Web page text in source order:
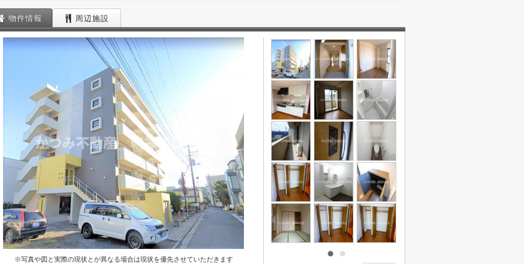
物件情報 周辺施設
※写真や図と実際の現状とが異なる場合は現状を優先させていただきます